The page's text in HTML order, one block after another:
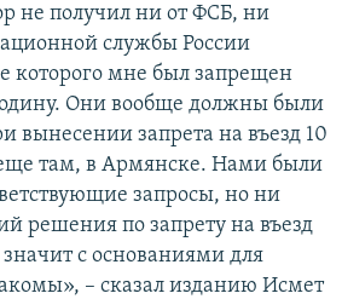
не получил ни от ФСБ, ни
службы России
которого мне был запрещен
Они вообще должны были
вынесении запрета на въезд 10
еще там, в Армянске. Нами были
запросы, но ни
решения по запрету на въезд
с основаниями для
– сказал изданию Исмет